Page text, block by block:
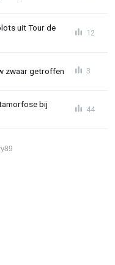
uit Tour de
12
zwaar getroffen 3
bij
44